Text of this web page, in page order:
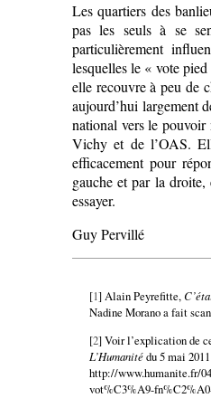
Les quartiers des
pas les seuls à se
particulièrement
lesquelles le « vote
elle recouvre à peu de
aujourd’hui largement
national vers le pouvoir
Vichy et de l’OAS.
efficacement pour
gauche et par la droite,
essayer.
Guy Pervillé
[1] Alain Peyrefitte,
Nadine Morano a fait
[2] Voir l’explication de
L’Humanitédu 5 mai
http://www.humanite.fr/
vot%C3%A9-